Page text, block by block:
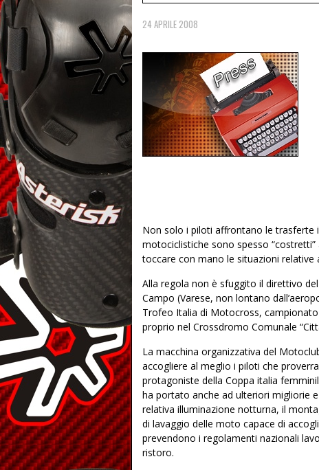
24 APRILE 2008
Non solo i piloti affrontano le trasferte
motociclistiche sono spesso
toccare con mano le situazioni relative
Alla regola non è sfuggito il direttivo del
Campo (Varese, non lontano
Trofeo Italia di Motocross,
proprio nel Crossdromo Comunale
La macchina organizzativa del
accogliere al meglio i piloti che
protagoniste della Coppa italia
ha portato anche ad ulteriori migliorie
relativa illuminazione notturna, il
di lavaggio delle moto capace di
prevendono i regolamenti nazionali
ristoro.